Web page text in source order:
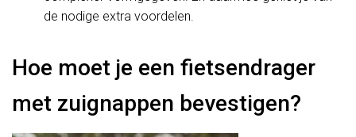
de nodige extra voordelen.
Hoe moet je een fietsendrager
met zuignappen bevestigen?